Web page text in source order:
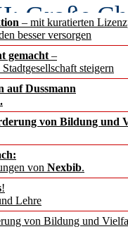
– mit kuratierten
besser versorgen
gemacht –
steigern
auf Dussmann
von Bildung und
von Nexbib.
!
Lehre
von Bildung und
Große
–